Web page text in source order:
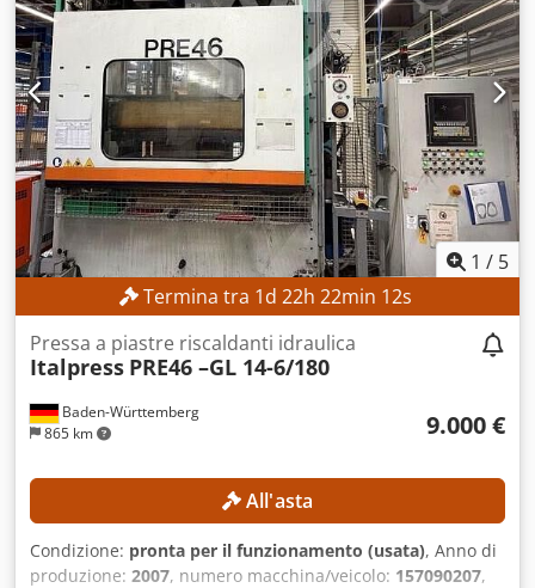
Andea Larghezza senza accessori: 0,9 m Larghezza con
accessori: 1,25 m Altezza senza accessori: 4,15 m Altezza
con accessori: 4,30 m Tensione di rete: 415 V CA
Frequenza: 50 Hz Olio idraulico: AGIP OSO 46 Olio termico:
AGIP ALARIA 3 DOTAZIONI Marchio CE
1 / 5
Termina tra1d22h22min9s
Baden-Württemberg
865 km
Pressa a piastre riscaldanti idraulica
Italpress PRE46 –GL 14-6/180
9.000 €
All'asta
Condizione: pronta per il funzionamento (usata), Anno di
produzione: 2007, numero macchina/veicolo: 157090207,